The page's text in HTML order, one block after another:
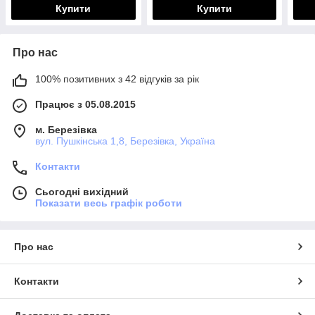
Купити Купити
Про нас
100% позитивних з 42 відгуків за рік
Працює з 05.08.2015
м. Березівка
вул. Пушкінська 1,8, Березівка, Україна
Контакти
Сьогодні вихідний
Показати весь графік роботи
Про нас
Контакти